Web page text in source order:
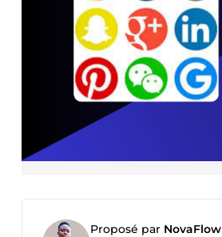
Proposé par NovaFlow